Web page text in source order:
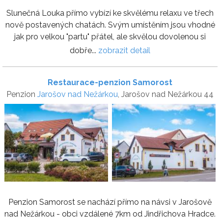
Slunečná Louka přímo vybízí ke skvělému relaxu ve třech
nově postavených chatách. Svým umístěním jsou vhodné
jak pro velkou "partu" přátel, ale skvělou dovolenou si
dobře... zobrazit detail
Restaurace-penzion Samorost
Penzion Jarošov nad Nežárkou , Jarošov nad Nežárkou 44
Penzion Samorost se nachází přímo na návsi v Jarošově
nad Nežárkou - obci vzdálené 7km od Jindřichova Hradce.